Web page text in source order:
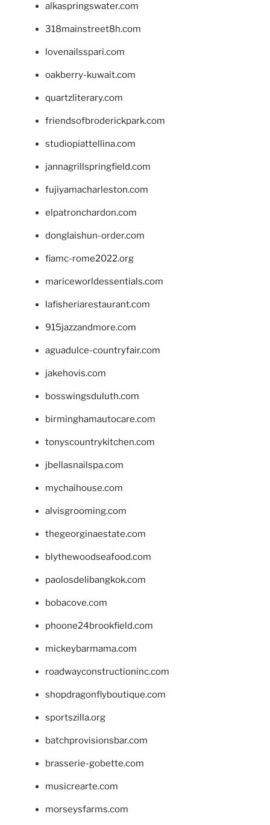
alkaspringswater.com
318mainstreet8h.com
lovenailsspari.com
oakberry-kuwait.com
quartzliterary.com
friendsofbroderickpark.com
studiopiattellina.com
jannagrillspringfield.com
fujiyamacharleston.com
elpatronchardon.com
donglaishun-order.com
fiamc-rome2022.org
mariceworldessentials.com
lafisheriarestaurant.com
915jazzandmore.com
aguadulce-countryfair.com
jakehovis.com
bosswingsduluth.com
birminghamautocare.com
tonyscountrykitchen.com
jbellasnailspa.com
mychaihouse.com
alvisgrooming.com
thegeorginaestate.com
blythewoodseafood.com
paolosdelibangkok.com
bobacove.com
phoone24brookfield.com
mickeybarmama.com
roadwayconstructioninc.com
shopdragonflyboutique.com
sportszilla.org
batchprovisionsbar.com
brasserie-gobette.com
musicrearte.com
morseysfarms.com